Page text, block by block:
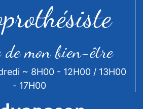
de mon bien-être
~ 8H00 - 12H00 / 13H00
- 17H00